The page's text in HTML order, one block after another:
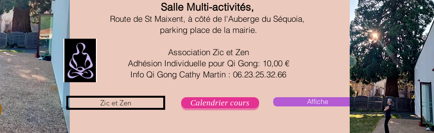
Salle Multi-activités,
Route de St Maixent, à côté de l'Auberge du Séquoia,
parking place de la mairie.
Association Zic et Zen
Adhésion Individuelle pour Qi Gong: 10,00 €
Info Qi Gong Cathy Martin : 06.23.25.32.66
Zic et Zen Calendrier cours Affiche